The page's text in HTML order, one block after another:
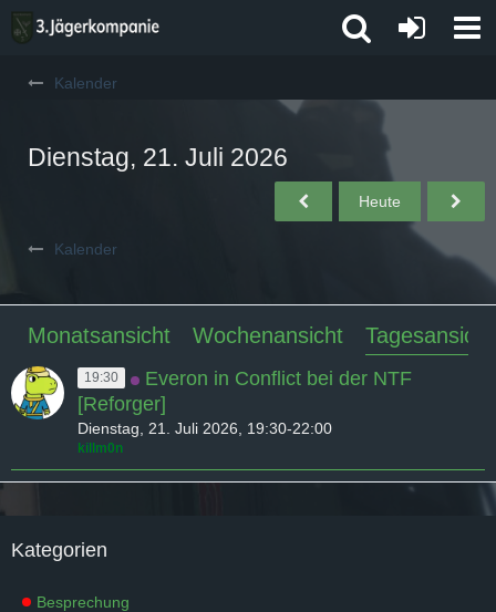
Kalender
Dienstag, 21. Juli 2026
Heute
Kalender
Monatsansicht Wochenansicht Tagesansicht
19:30
Everon in Conflict bei der NTF
[Reforger]
Dienstag, 21. Juli 2026, 19:30-22:00
killm0n
Kategorien
Besprechung